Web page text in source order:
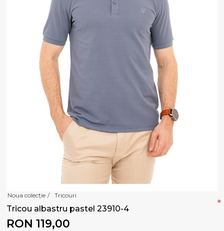
Noua colecție / Tricouri
Tricou albastru pastel 23910-4
RON 119,00
*